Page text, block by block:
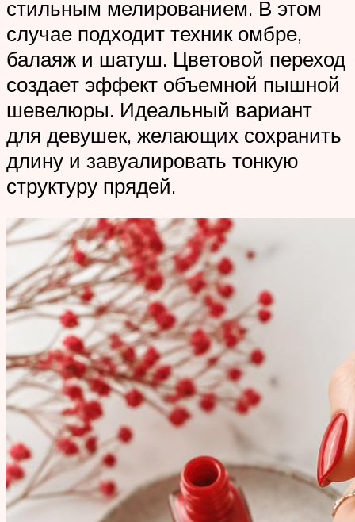
стильным мелированием. В этом
случае подходит техник омбре,
балаяж и шатуш. Цветовой переход
создает эффект объемной пышной
шевелюры. Идеальный вариант
для девушек, желающих сохранить
длину и завуалировать тонкую
структуру прядей.